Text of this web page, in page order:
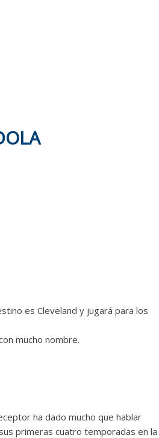
es Cleveland y jugará para los
mucho nombre.
ha dado mucho que hablar
primeras cuatro temporadas en la